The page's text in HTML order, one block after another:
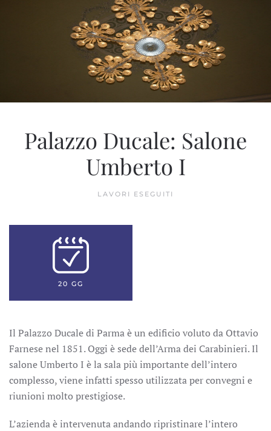
Palazzo Ducale: Salone
Umberto I
LAVORI ESEGUITI
20 GG
Il Palazzo Ducale di Parma è un edificio voluto da Ottavio
Farnese nel 1851. Oggi è sede dell’Arma dei Carabinieri. Il
salone Umberto I è la sala più importante dell’intero
complesso, viene infatti spesso utilizzata per convegni e
riunioni molto prestigiose.
L’azienda è intervenuta andando ripristinare l’intero